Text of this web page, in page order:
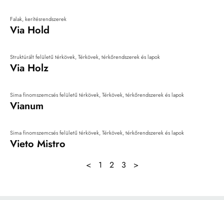
Falak, kerítésrendszerek
Via Hold
Struktúrált felületű térkövek,Térkövek, térkőrendszerek és lapok
Via Holz
Sima finomszemcsés felületű térkövek,Térkövek, térkőrendszerek és lapok
Vianum
Sima finomszemcsés felületű térkövek,Térkövek, térkőrendszerek és lapok
Vieto Mistro
< 1 2 3 >